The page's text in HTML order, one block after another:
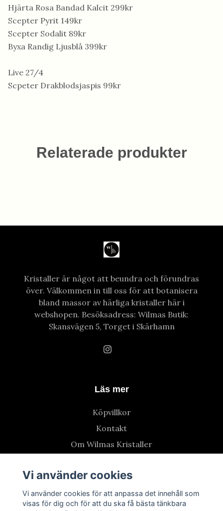
Hjärta Rosa Bandad Kalcit 299kr
Scepter Pyrit 149kr
Scepter Sodalit 89kr
Byxa Randig Ljusblå 399kr
Live 27/4
Scpeter Drakblodsjaspis 99kr
Relaterade produkter
Kristaller är något att beundra och förundras
över. Välkommen in till oss för att botanisera
bland massor av härliga kristaller här i
webshopen. Besöksadress: Wilmas Butik:
Skansvägen 5, Torget i Skärhamn
Läs mer
Köpvillkor
Kontakt
Om Wilmas Kristaller
Vi använder cookies
Vi använder cookies för att anpassa det innehåll som
visas för dig och för att du ska få bästa tänkbara